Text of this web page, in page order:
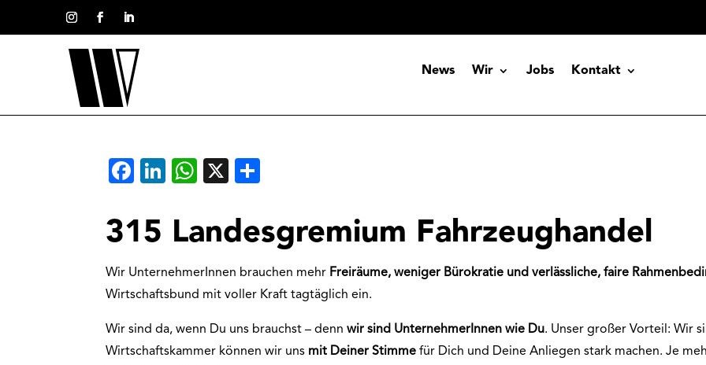
News Wir Jobs Kontakt
Facebook
LinkedIn
WhatsApp
X
315 Landesgremium Fahrzeughandel
Wir UnternehmerInnen brauchen mehr Freiräume, weniger Bürokratie und verlässliche, faire
Wirtschaftsbund mit voller Kraft tagtäglich ein.
Wir sind da, wenn Du uns brauchst – dennwir sind UnternehmerInnen wie Du. Unser großer Vorteil: Wir
Wirtschaftskammer können wir uns mit Deiner Stimmefür Dich und Deine Anliegen stark machen. Je